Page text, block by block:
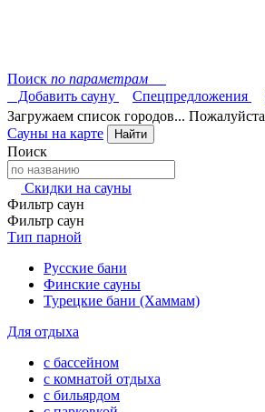
Поиск по параметрам
Добавить сауну
Спецпредложения
Загружаем список городов...
Сауны на карте
Найти
Поиск
Скидки на сауны
Фильтр саун
Фильтр саун
Тип парной
Русские бани
Финские сауны
Турецкие бани (Хаммам)
Для отдыха
с бассейном
с комнатой отдыха
с бильярдом